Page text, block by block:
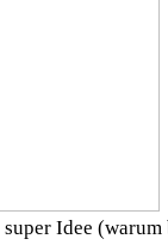
Idee